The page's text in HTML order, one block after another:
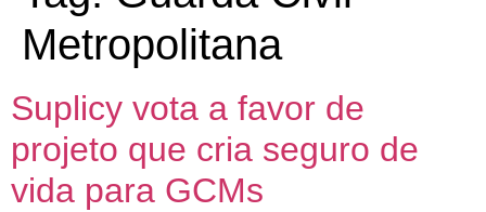
Metropolitana
Suplicy vota a favor de
projeto que cria seguro de
vida para GCMs